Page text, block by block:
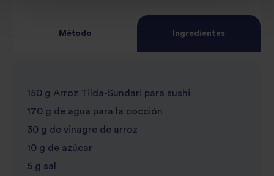
Método Ingredientes
150 g Arroz Tilda-Sundari para sushi
170 g de agua para la cocción
30 g de vinagre de arroz
10 g de azúcar
5 g sal